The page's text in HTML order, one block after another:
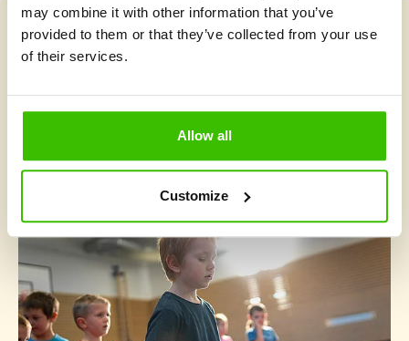
may combine it with other information that you’ve
provided to them or that they’ve collected from your use
of their services.
Allow all
Customize
Čo je v Gymnathlone nové?